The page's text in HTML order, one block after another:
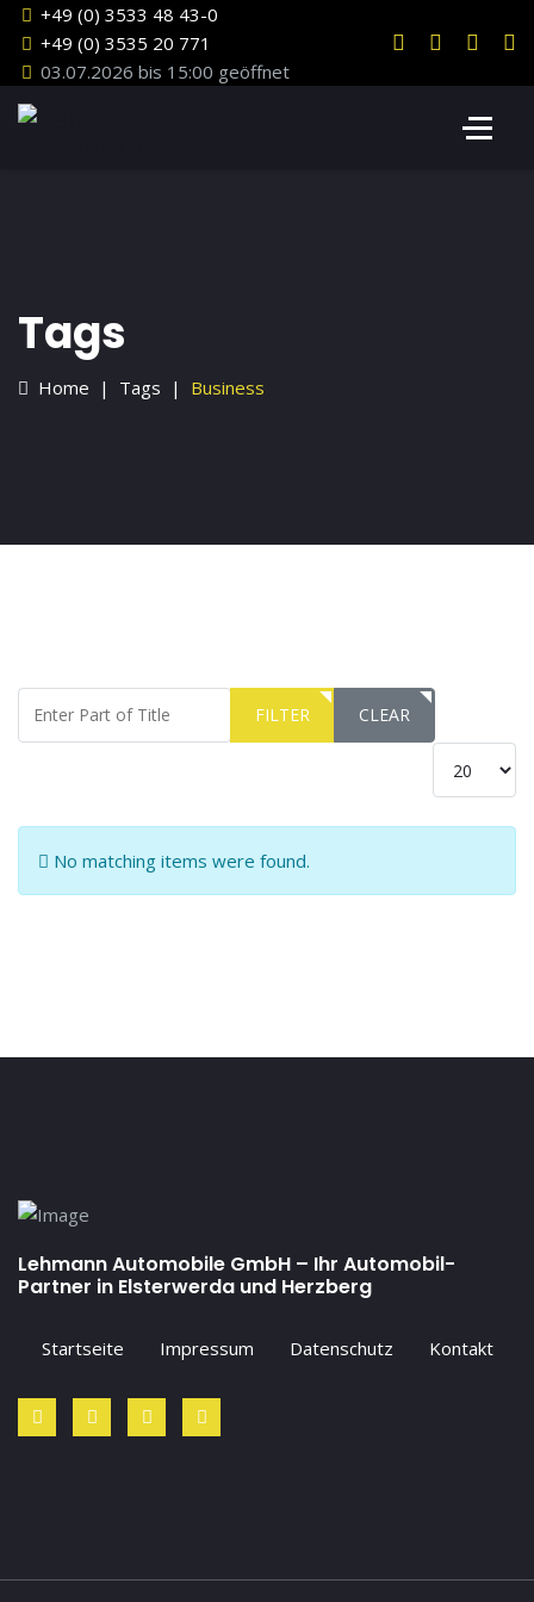
+49 (0) 3533 48 43-0
+49 (0) 3535 20 771
03.07.2026 bis 15:00 geöffnet
Tags
Home Tags Business
FILTER CLEAR
Info
No matching items were found.
Lehmann Automobile GmbH – Ihr Automobil-
Partner in Elsterwerda und Herzberg
Startseite Impressum Datenschutz Kontakt